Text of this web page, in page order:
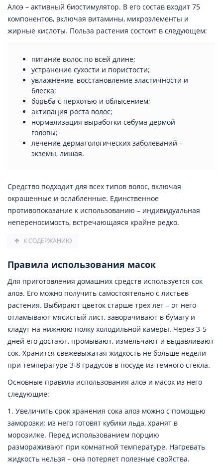
Алоэ – активный биостимулятор. В его состав входит 75
компонентов, включая витамины, микроэлементы и
жирные кислоты. Польза растения состоит в следующем:
питание волос по всей длине;
устранение сухости и пористости;
увлажнение, восстановление эластичности и
блеска;
борьба с перхотью и облысением;
активация роста волос;
нормализация выработки себума дермой
головы;
лечение дерматологических заболеваний –
экземы, лишая.
Средство подходит для всех типов волос, включая
окрашенные и ослабленные. Единственное
противопоказание к использованию – индивидуальная
непереносимость, встречающаяся крайне редко.
К СОДЕРЖАНИЮ
Правила использования масок
Для приготовления домашних средств используется сок
алоэ. Его можно получить самостоятельно с листьев
растения. Выбирают цветок старше трех лет – от него
отламывают мясистый лист, заворачивают в бумагу и
кладут на нижнюю полку холодильной камеры. Через 3-5
дней его достают, промывают, измельчают и выдавливают
сок. Хранится свежевыжатая жидкость не больше недели
при температуре 3-8 градусов в посуде из темного стекла.
Основные правила использования алоэ и масок из него
следующие:
1. Увеличить срок хранения сока алоэ можно с помощью
заморозки: из него готовят кубики льда, хранят в
морозилке. Перед использованием порцию
размораживают при комнатной температуре. Нагревать
жидкость нельзя – она потеряет полезные свойства.